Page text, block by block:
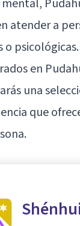
atender a
psicológicas.
en
una
que